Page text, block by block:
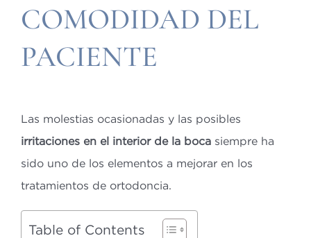
COMODIDAD DEL
PACIENTE
Las molestias ocasionadas y las posibles
irritaciones en el interior de la bocasiempre ha
sido uno de los elementos a mejorar en los
tratamientos de ortodoncia.
Table of Contents